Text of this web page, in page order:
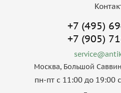
+7 (495)
+7 (905)
Москва, Большой
пн-пт с 11:00 до 19:00